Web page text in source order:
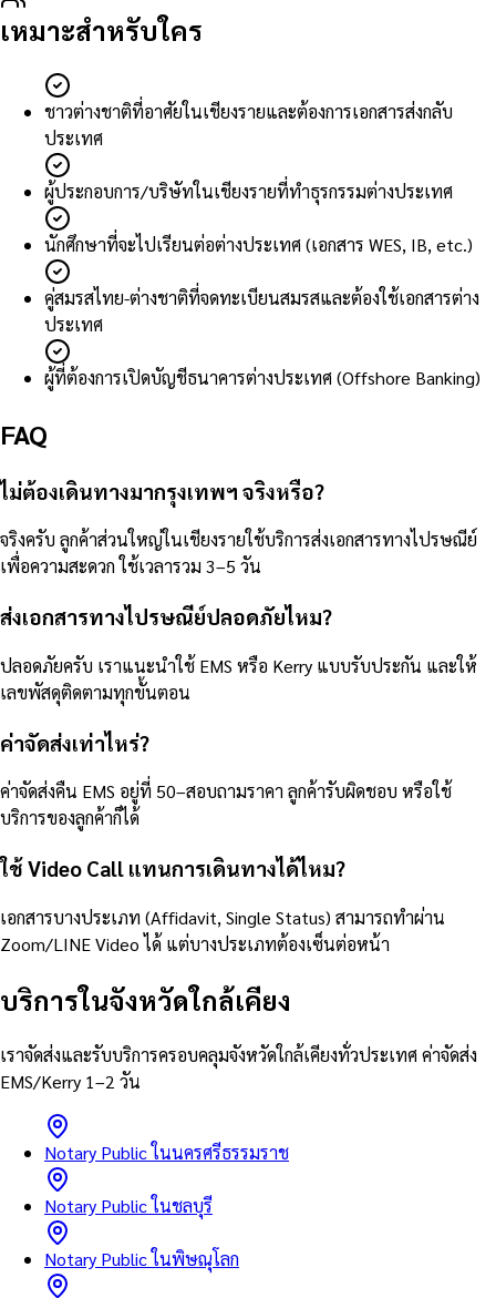
เหมาะสำหรับใคร
ชาวต่างชาติที่อาศัยในเชียงรายและต้องการเอกสารส่งกลับ
ประเทศ
ผู้ประกอบการ/บริษัทในเชียงรายที่ทำธุรกรรมต่างประเทศ
นักศึกษาที่จะไปเรียนต่อต่างประเทศ (เอกสาร WES, IB, etc.)
คู่สมรสไทย-ต่างชาติที่จดทะเบียนสมรสและต้องใช้เอกสารต่าง
ประเทศ
ผู้ที่ต้องการเปิดบัญชีธนาคารต่างประเทศ (Offshore Banking)
FAQ
ไม่ต้องเดินทางมากรุงเทพฯ จริงหรือ?
จริงครับ ลูกค้าส่วนใหญ่ในเชียงรายใช้บริการส่งเอกสารทางไปรษณีย์
เพื่อความสะดวก ใช้เวลารวม 3–5 วัน
ส่งเอกสารทางไปรษณีย์ปลอดภัยไหม?
ปลอดภัยครับ เราแนะนำใช้ EMS หรือ Kerry แบบรับประกัน และให้
เลขพัสดุติดตามทุกขั้นตอน
ค่าจัดส่งเท่าไหร่?
ค่าจัดส่งคืน EMS อยู่ที่ 50–สอบถามราคา ลูกค้ารับผิดชอบ หรือใช้
บริการของลูกค้าก็ได้
ใช้ Video Call แทนการเดินทางได้ไหม?
เอกสารบางประเภท (Affidavit, Single Status) สามารถทำผ่าน
Zoom/LINE Video ได้ แต่บางประเภทต้องเซ็นต่อหน้า
บริการในจังหวัดใกล้เคียง
เราจัดส่งและรับบริการครอบคลุมจังหวัดใกล้เคียงทั่วประเทศ ค่าจัดส่ง
EMS/Kerry 1–2 วัน
Notary Public ในนครศรีธรรมราช
Notary Public ในชลบุรี
Notary Public ในพิษณุโลก